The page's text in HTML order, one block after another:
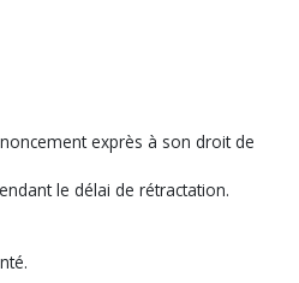
exprès à son droit de
le délai de rétractation.